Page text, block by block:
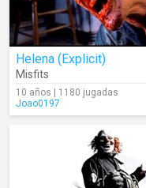
Helena (Explicit)
Misfits
10 años | 1180 jugadas
Joao0197